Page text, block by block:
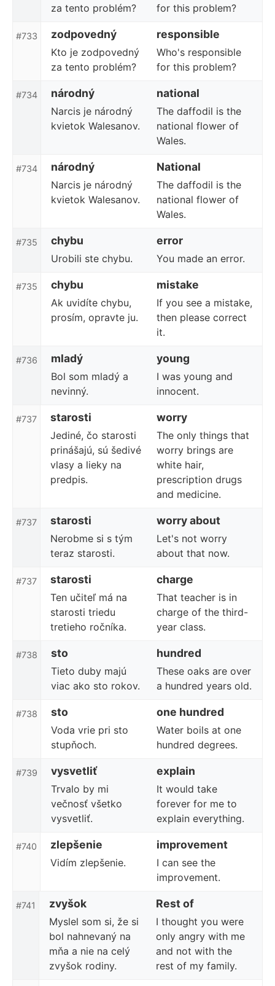
za tento problém?
for this problem?
#733 zodpovedný responsible
Kto je zodpovedný
za tento problém?
Who's responsible
for this problem?
#734 národný national
Narcis je národný
kvietok Walesanov.
The daffodil is the
national flower of
Wales.
#734 národný National
Narcis je národný
kvietok Walesanov.
The daffodil is the
national flower of
Wales.
#735 chybu error
Urobili ste chybu. You made an error.
#735 chybu mistake
Ak uvidíte chybu,
prosím, opravte ju.
If you see a mistake,
then please correct
it.
#736 mladý young
Bol som mladý a
nevinný.
I was young and
innocent.
#737 starosti worry
Jediné, čo starosti
prinášajú, sú šedivé
vlasy a lieky na
predpis.
The only things that
worry brings are
white hair,
prescription drugs
and medicine.
#737 starosti worry about
Nerobme si s tým
teraz starosti.
Let's not worry
about that now.
#737 starosti charge
Ten učiteľ má na
starosti triedu
tretieho ročníka.
That teacher is in
charge of the third-
year class.
#738 sto hundred
Tieto duby majú
viac ako sto rokov.
These oaks are over
a hundred years old.
#738 sto one hundred
Voda vrie pri sto
stupňoch.
Water boils at one
hundred degrees.
#739 vysvetliť explain
Trvalo by mi
večnosť všetko
vysvetliť.
It would take
forever for me to
explain everything.
#740 zlepšenie improvement
Vidím zlepšenie.
I can see the
improvement.
#741 zvyšok Rest of
Myslel som si, že si
bol nahnevaný na
mňa a nie na celý
zvyšok rodiny.
I thought you were
only angry with me
and not with the
rest of my family.